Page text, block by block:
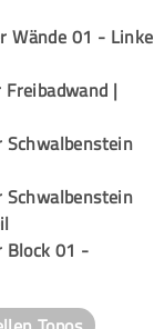
Wände 01 - Linke
|
Block 01 -